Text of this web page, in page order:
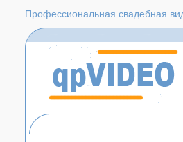
Профессиональная свадебная